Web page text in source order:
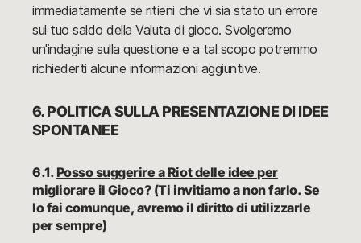
immediatamente se ritieni che vi sia stato un errore
sul tuo saldo della Valuta di gioco. Svolgeremo
un'indagine sulla questione e a tal scopo potremmo
richiederti alcune informazioni aggiuntive.
6. POLITICA SULLA PRESENTAZIONE DI IDEE
SPONTANEE
6.1. Posso suggerire a Riot delle idee per
migliorare il Gioco?(Ti invitiamo a non farlo. Se
lo fai comunque, avremo il diritto di utilizzarle
per sempre)